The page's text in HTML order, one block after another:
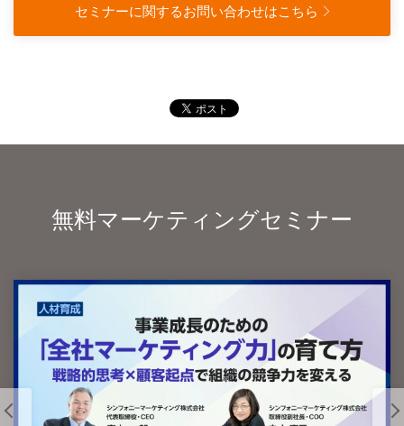
セミナーに関するお問い合わせはこちら
無料マーケティングセミナー